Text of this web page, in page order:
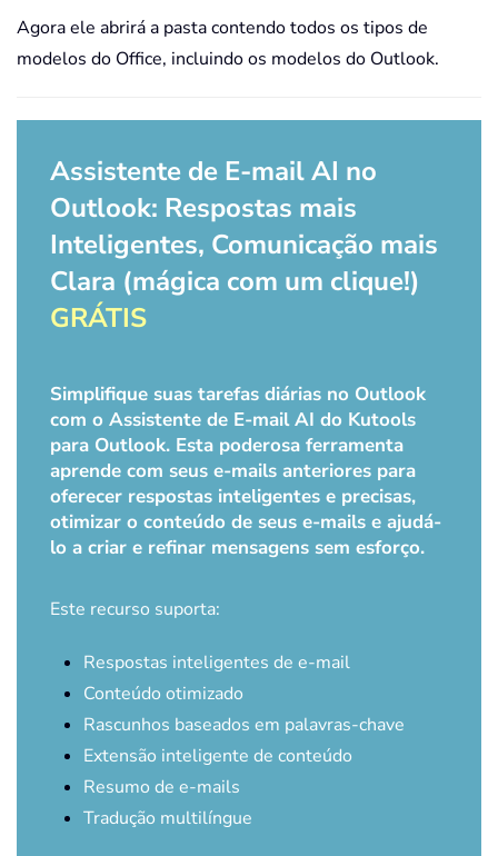
Agora ele abrirá a pasta contendo todos os tipos de
modelos do Office, incluindo os modelos do Outlook.
Assistente de E-mail AI no
Outlook: Respostas mais
Inteligentes, Comunicação mais
Clara (mágica com um clique!)
GRÁTIS
Simplifique suas tarefas diárias no Outlook
com o Assistente de E-mail AI do Kutools
para Outlook. Esta poderosa ferramenta
aprende com seus e-mails anteriores para
oferecer respostas inteligentes e precisas,
otimizar o conteúdo de seus e-mails e ajudá-
lo a criar e refinar mensagens sem esforço.
Este recurso suporta:
Respostas inteligentes de e-mail
Conteúdo otimizado
Rascunhos baseados em palavras-chave
Extensão inteligente de conteúdo
Resumo de e-mails
Tradução multilíngue